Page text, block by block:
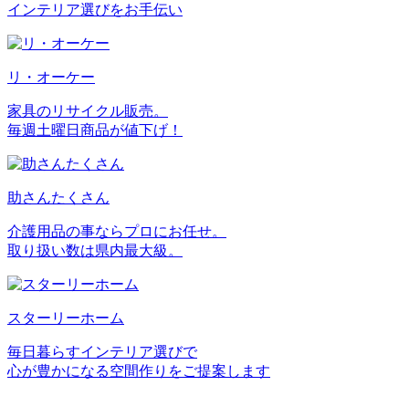
インテリア選びをお手伝い
リ・オーケー
家具のリサイクル販売。
毎週土曜日商品が値下げ！
助さんたくさん
介護用品の事ならプロにお任せ。
取り扱い数は県内最大級。
スターリーホーム
毎日暮らすインテリア選びで
心が豊かになる空間作りをご提案します